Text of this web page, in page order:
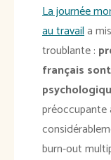
La journée
au travaila
troublante :
français
préoccupante
burn-out